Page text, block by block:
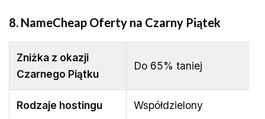
8. NameCheap Oferty na Czarny Piątek
Zniżka z okazji
Czarnego Piątku
Do 65% taniej
Rodzaje hostingu Współdzielony